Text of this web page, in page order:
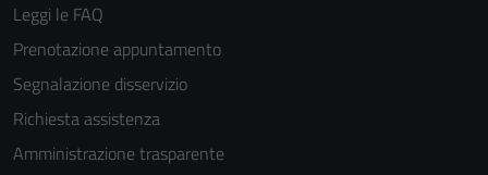
Leggi le FAQ
Prenotazione appuntamento
Segnalazione disservizio
Richiesta assistenza
Amministrazione trasparente